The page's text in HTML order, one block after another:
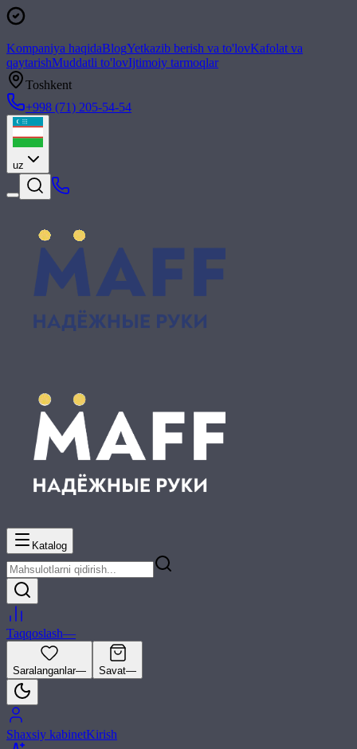
Kompaniya haqidaBlogYetkazib berish va to'lovKafolat va
qaytarishMuddatli to'lovIjtimoiy tarmoqlar
Toshkent
+998 (71) 205-54-54
uz
Katalog
Taqqoslash—
Saralanganlar— Savat—
Shaxsiy kabinetKirish